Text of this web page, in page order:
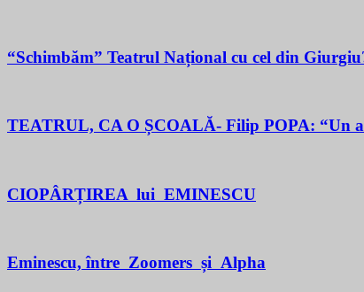
“Schimbăm” Teatrul Național cu cel din
TEATRUL, CA O ȘCOALĂ- Filip POPA: “Un
CIOPÂRȚIREA lui EMINESCU
Eminescu, între Zoomers și Alpha